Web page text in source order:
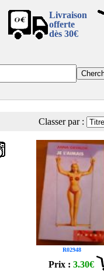
Livraison
offerte
dès 30€
Classer par :
R02948
Prix :3.30€